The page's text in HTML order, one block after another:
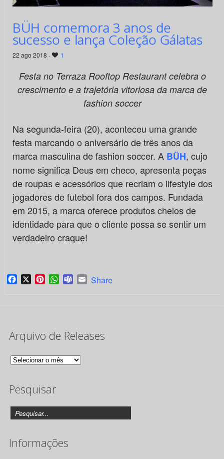
BÜH comemora 3 anos de
sucesso e lança Coleção Gálatas
22 ago 2018 · 1
Festa no Terraza Rooftop Restaurant celebra o
crescimento e a trajetória vitoriosa da marca de
fashion soccer
Na segunda-feira (20), aconteceu uma grande
festa marcando o aniversário de três anos da
marca masculina de fashion soccer. A BÜH, cujo
nome significa Deus em checo, apresenta peças
de roupas e acessórios que recriam o lifestyle dos
jogadores de futebol fora dos campos. Fundada
em 2015, a marca oferece produtos cheios de
identidade para que o cliente possa se sentir um
verdadeiro craque!
Facebook
X PinterestWhatsApp
TeamsEmail
Share
Arquivo de Releases
Arquivo
Releases
Pesquisar
Informações